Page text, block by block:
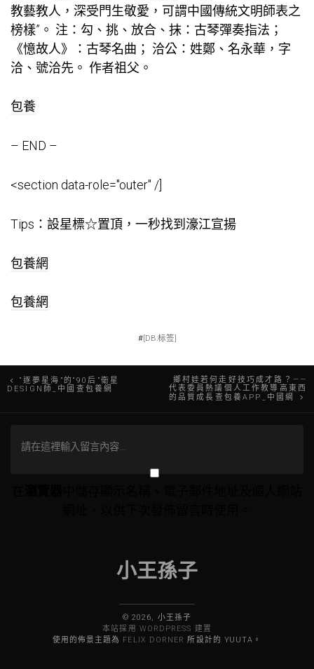
教藝教人，深受門生敬愛，可謂中國傳統文明師表之
榜樣”。 注：勾、挑、放合、抹：古琴彈奏指法；
《憶故人》：古琴名曲； 洽公：姓鄭、名永華，字
洽、號洽先。 作者祖父。
包養
– END –
<section data-role="outer" /]
Tips：設星標☆置頂，一秒找到濠江宣揚
包養網
包養網
#[DB:标签]
文
導
“逐夢星海”的“90后”衛星
DESIGN師_中國查包養網
鄉村娃若何走好技巧成才路？——
代表委員熱議個人工作教導高東西
的品質成長查包養APP_中國網
小王孫子
© 2026, 小王孫子
本站採用 WORDPRESS 建置
使用的佈景主題為
FELIX DORNER 所設計的 YUUTA。